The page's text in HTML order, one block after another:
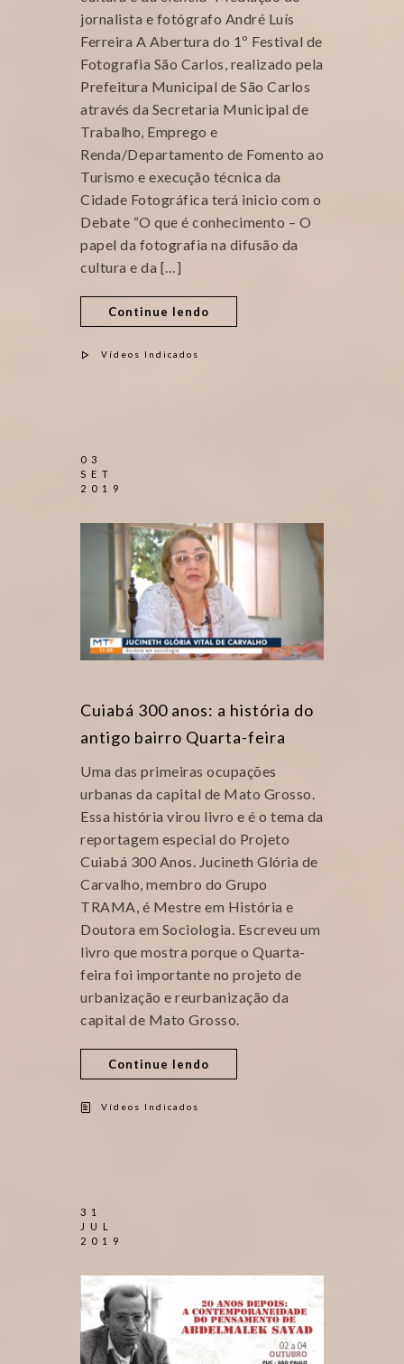
jornalista e fotógrafo André Luís
Ferreira A Abertura do 1º Festival de
Fotografia São Carlos, realizado pela
Prefeitura Municipal de São Carlos
através da Secretaria Municipal de
Trabalho, Emprego e
Renda/Departamento de Fomento ao
Turismo e execução técnica da
Cidade Fotográfica terá inicio com o
Debate “O que é conhecimento – O
papel da fotografia na difusão da
cultura e da […]
Continue lendo
Vídeos Indicados
03
SET
2019
Cuiabá 300 anos: a história do
antigo bairro Quarta-feira
Uma das primeiras ocupações
urbanas da capital de Mato Grosso.
Essa história virou livro e é o tema da
reportagem especial do Projeto
Cuiabá 300 Anos. Jucineth Glória de
Carvalho, membro do Grupo
TRAMA, é Mestre em História e
Doutora em Sociologia. Escreveu um
livro que mostra porque o Quarta-
feira foi importante no projeto de
urbanização e reurbanização da
capital de Mato Grosso.
Continue lendo
Vídeos Indicados
31
JUL
2019